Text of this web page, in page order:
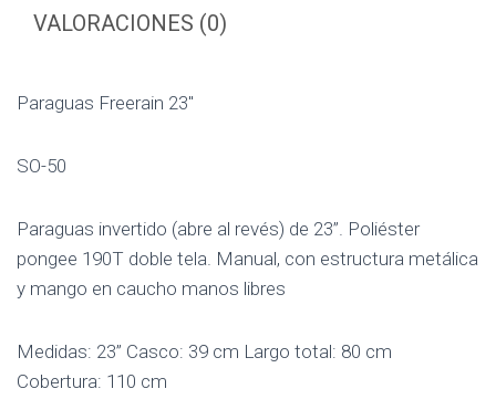
VALORACIONES (0)
Paraguas Freerain 23″
SO-50
Paraguas invertido (abre al revés) de 23”. Poliéster
pongee 190T doble tela. Manual, con estructura metálica
y mango en caucho manos libres
Medidas: 23” Casco: 39 cm Largo total: 80 cm
Cobertura: 110 cm